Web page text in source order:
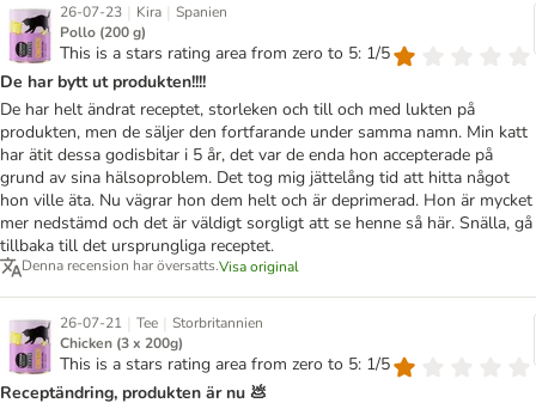
26-07-23 | Kira | Spanien
Pollo (200 g)
This is a stars rating area from zero to 5: 1/5
De har bytt ut produkten!!!!
De har helt ändrat receptet, storleken och till och med lukten på
produkten, men de säljer den fortfarande under samma namn. Min katt
har ätit dessa godisbitar i 5 år, det var de enda hon accepterade på
grund av sina hälsoproblem. Det tog mig jättelång tid att hitta något
hon ville äta. Nu vägrar hon dem helt och är deprimerad. Hon är mycket
mer nedstämd och det är väldigt sorgligt att se henne så här. Snälla, gå
tillbaka till det ursprungliga receptet.
Denna recension har översatts.Visa original
26-07-21 | Tee | Storbritannien
Chicken (3 x 200g)
This is a stars rating area from zero to 5: 1/5
Receptändring, produkten är nu 💩